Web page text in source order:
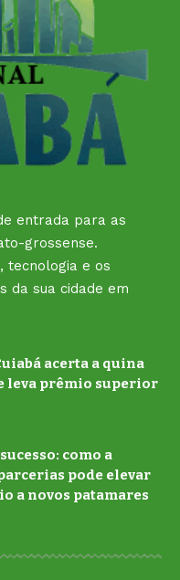
entrada para as
grossense.
tecnologia e os
da sua cidade em
acerta a quina
leva prêmio superior
como a
pode elevar
a novos patamares